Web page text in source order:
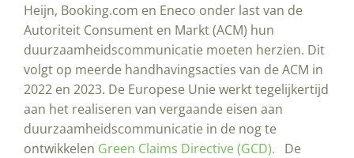
Heijn, Booking.com en Eneco onder last van de
Autoriteit Consument en Markt (ACM) hun
duurzaamheidscommunicatie moeten herzien. Dit
volgt op meerde handhavingsacties van de ACM in
2022 en 2023. De Europese Unie werkt tegelijkertijd
aan het realiseren van vergaande eisen aan
duurzaamheidscommunicatie in de nog te
ontwikkelen Green Claims Directive (GCD).
De